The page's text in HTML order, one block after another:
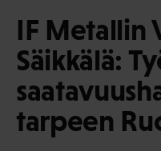
IF Metallin
Säikkälä:
tarpeen